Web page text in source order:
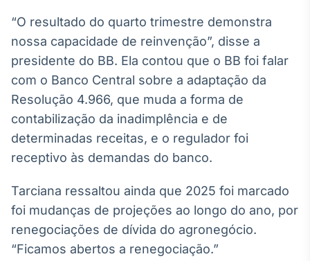
Soluções de Dados
e Conteúdos
Broadcast
OTC
Plataforma para
ativos
Broadcast
APIs para
integração de
conteúdos e
dados
“O resultado do quarto trimestre demonstra
nossa capacidade de reinvenção”, disse a
presidente do BB. Ela contou que o BB foi falar
com o Banco Central sobre a adaptação da
Resolução 4.966, que muda a forma de
contabilização da inadimplência e de
determinadas receitas, e o regulador foi
receptivo às demandas do banco.
Tarciana ressaltou ainda que 2025 foi marcado
foi mudanças de projeções ao longo do ano, por
renegociações de dívida do agronegócio.
“Ficamos abertos a renegociação.”